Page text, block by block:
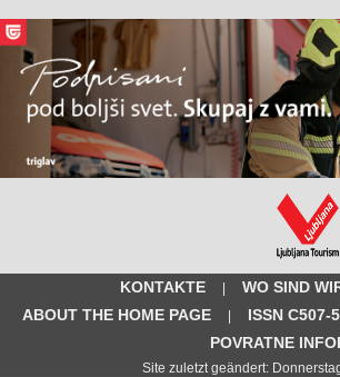
KONTAKTE WO SIND
ABOUT THE HOME PAGE
ISSN C507-
POVRATNE
Site zuletzt geändert: